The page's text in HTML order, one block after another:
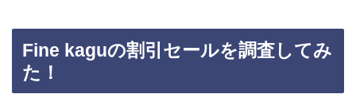
Fine kaguの割引セールを調査してみ
た！